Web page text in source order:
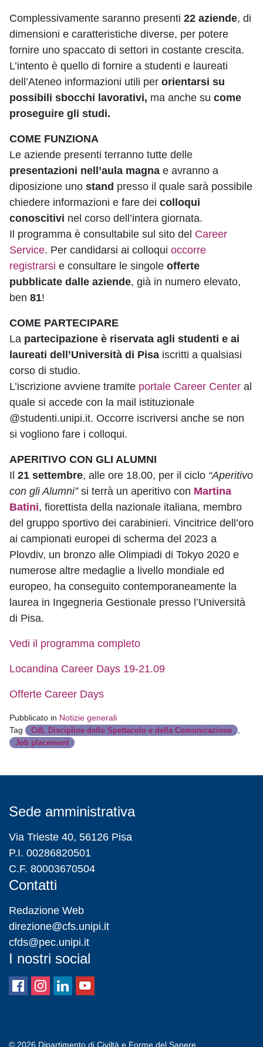
Complessivamente saranno presenti 22 aziende, di
dimensioni e caratteristiche diverse, per potere
fornire uno spaccato di settori in costante crescita.
L’intento è quello di fornire a studenti e laureati
dell’Ateneo informazioni utili per orientarsi su
possibili sbocchi lavorativi, ma anche su come
proseguire gli studi.
COME FUNZIONA
Le aziende presenti terranno tutte delle
presentazioni nell’aula magna e avranno a
diposizione uno stand presso il quale sarà possibile
chiedere informazioni e fare dei colloqui
conoscitivi nel corso dell’intera giornata.
Il programma è consultabile sul sito del Career
Service. Per candidarsi ai colloqui occorre
registrarsi e consultare le singole offerte
pubblicate dalle aziende, già in numero elevato,
ben 81!
COME PARTECIPARE
La partecipazione è riservata agli studenti e ai
laureati dell’Università di Pisa iscritti a qualsiasi
corso di studio.
L’iscrizione avviene tramite portale Career Center al
quale si accede con la mail istituzionale
@studenti.unipi.it. Occorre iscriversi anche se non
si vogliono fare i colloqui.
APERITIVO CON GLI ALUMNI
Il 21 settembre, alle ore 18.00, per il ciclo “Aperitivo
con gli Alumni”si terrà un aperitivo con Martina
Batini, fiorettista della nazionale italiana, membro
del gruppo sportivo dei carabinieri. Vincitrice dell’oro
ai campionati europei di scherma del 2023 a
Plovdiv, un bronzo alle Olimpiadi di Tokyo 2020 e
numerose altre medaglie a livello mondiale ed
europeo, ha conseguito contemporaneamente la
laurea in Ingegneria Gestionale presso l’Università
di Pisa.
Vedi il programma completo
Locandina Career Days 19-21.09
Offerte Career Days
Pubblicato in Notizie generali
Tag
CdL Discipline dello Spettacolo e della Comunicazione ,
Job placement
Sede amministrativa
Via Trieste 40, 56126 Pisa
P.I. 00286820501
C.F. 80003670504
Contatti
Redazione Web
direzione@cfs.unipi.it
cfds@pec.unipi.it
I nostri social
© 2026 Dipartimento di Civiltà e Forme del Sapere